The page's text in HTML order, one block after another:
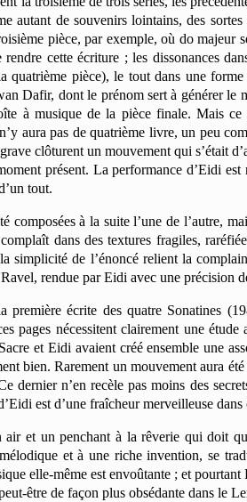
autant de souvenirs lointains, des
pièce, par exemple, où do majeur
cette écriture ; les dissonances
quatrième pièce), le tout dans une
Dafir, dont le prénom sert à générer le
à musique de la pièce finale. Mais
aura pas de quatrième livre, un peu
clôturent un mouvement qui s’était
présent. La performance d’Eidi
tout.
composées à la suite l’une de l’autre,
dans des textures fragiles,
simplicité de l’énoncé relient la
rendue par Eidi avec une précision
première écrite des quatre Sonatines
pages nécessitent clairement une
et Eidi avaient créé ensemble une
bien. Rarement un mouvement aura
dernier n’en recèle pas moins des
est d’une fraîcheur merveilleuse
et un penchant à la rêverie qui doit
et à une riche invention, se
elle-même est envoûtante ; et
être de façon plus obsédante dans le